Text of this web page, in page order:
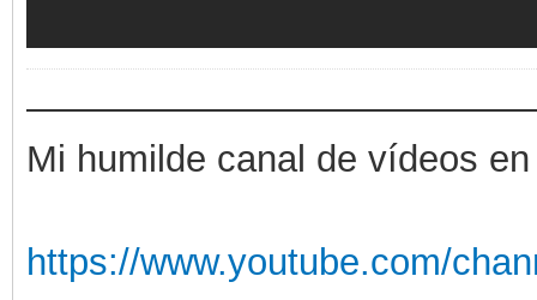
Mi humilde canal de vídeos
https://www.youtube.com/